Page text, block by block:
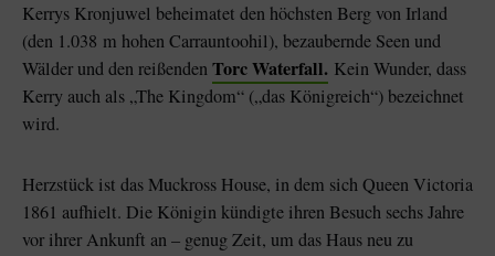
Kerrys Kronjuwel beheimatet den höchsten Berg von Irland
(den 1.038 m hohen Carrauntoohil), bezaubernde Seen und
Wälder und den reißendenTorc Waterfall. Kein Wunder, dass
Kerry auch als „The Kingdom“ („das Königreich“) bezeichnet
wird.
Herzstück ist das Muckross House, in dem sich Queen Victoria
1861 aufhielt. Die Königin kündigte ihren Besuch sechs Jahre
vor ihrer Ankunft an – genug Zeit, um das Haus neu zu